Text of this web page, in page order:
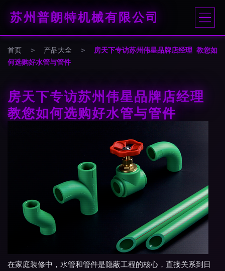
苏州普朗特机械有限公司
首页 > 产品大全 >
房天下专访苏州伟星品牌店经理 教您如
何选购好水管与管件
房天下专访苏州伟星品牌店经理
教您如何选购好水管与管件
在家庭装修中，水管和管件是隐蔽工程的核心，直接关系到日